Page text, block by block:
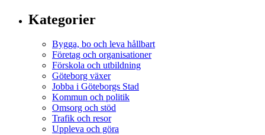
Kategorier
Bygga, bo och leva hållbart
Företag och organisationer
Förskola och utbildning
Göteborg växer
Jobba i Göteborgs Stad
Kommun och politik
Omsorg och stöd
Trafik och resor
Uppleva och göra